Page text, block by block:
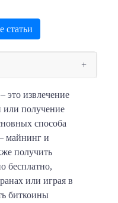
статьи
это извлечение
или получение
способа
майнинг и
получить
бесплатно,
или играя в
биткоины